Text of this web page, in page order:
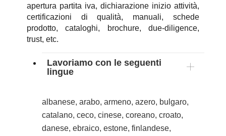
apertura partita iva, dichiarazione inizio attività,
certificazioni di qualità, manuali, schede
prodotto, cataloghi, brochure, due-diligence,
trust, etc.
Lavoriamo con le seguenti
lingue
albanese, arabo, armeno, azero, bulgaro,
catalano, ceco, cinese, coreano, croato,
danese, ebraico, estone, finlandese,